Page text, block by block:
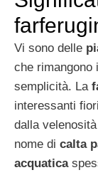
Vi sono delle
che rimangono
semplicità. La
interessanti
dalla
nome di calta
acquatica